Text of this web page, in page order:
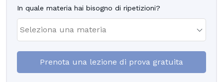
In quale materia hai bisogno di ripetizioni?
Prenota una lezione di prova gratuita